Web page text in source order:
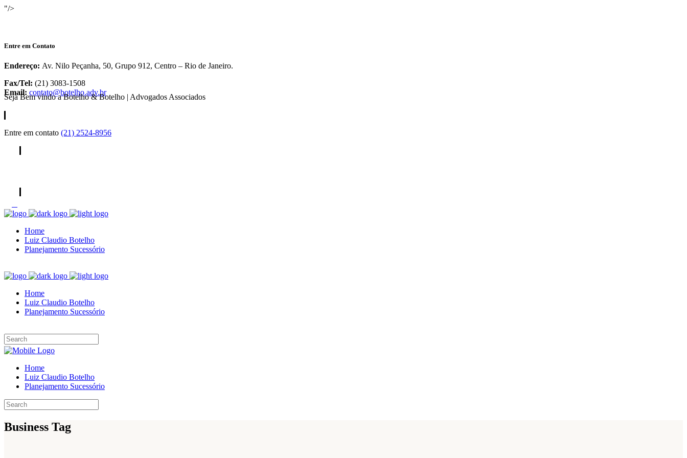
"/>
Entre em Contato
Endereço: Av. Nilo Peçanha, 50, Grupo 912, Centro – Rio de Janeiro.
Fax/Tel: (21) 3083-1508
Email: contato@botelho.adv.br
Seja Bem vindo a Botelho & Botelho | Advogados Associados
Entre em contato (21) 2524-8956
Home
Luiz Claudio Botelho
Planejamento Sucessório
Home
Luiz Claudio Botelho
Planejamento Sucessório
Home
Luiz Claudio Botelho
Planejamento Sucessório
Business Tag